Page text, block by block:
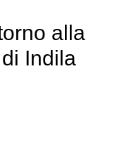
alla
Indila